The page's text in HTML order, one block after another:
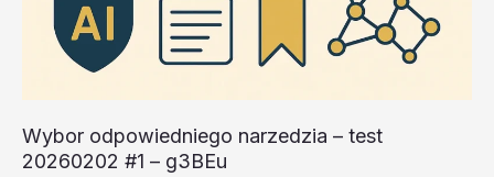
Wybor odpowiedniego narzedzia – test
20260202 #1 – g3BEu